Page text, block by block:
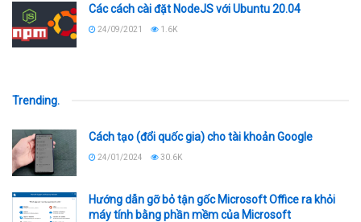
Các cách cài đặt NodeJS với Ubuntu 20.04
24/09/2021 1.6K
Trending.
Cách tạo (đổi quốc gia) cho tài khoản Google
24/01/2024 30.6K
Hướng dẫn gỡ bỏ tận gốc Microsoft Office ra khỏi
máy tính bằng phần mềm của Microsoft